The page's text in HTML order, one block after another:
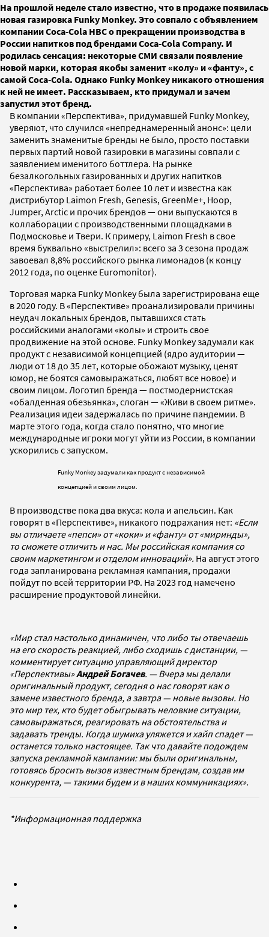
На прошлой неделе стало известно, что в продаже появилась
новая газировка Funky Monkey. Это совпало с объявлением
компании Coca-Cola HBC о прекращении производства в
России напитков под брендами Coca-Cola Company. И
родилась сенсация: некоторые СМИ связали появление
новой марки, которая якобы заменит «колу» и «фанту», с
самой Coca-Cola. Однако Funky Monkey никакого отношения
к ней не имеет. Рассказываем, кто придумал и зачем
запустил этот бренд.
В компании «Перспектива», придумавшей Funky Monkey,
уверяют, что случился «непреднамеренный анонс»: цели
заменить знаменитые бренды не было, просто поставки
первых партий новой газировки в магазины совпали с
заявлением именитого боттлера. На рынке
безалкогольных газированных и других напитков
«Перспектива» работает более 10 лет и известна как
дистрибутор Laimon Fresh, Genesis, GreenMe+, Hoop,
Jumper, Arctic и прочих брендов — они выпускаются в
коллаборации с производственными площадками в
Подмосковье и Твери. К примеру, Laimon Fresh в свое
время буквально «выстрелил»: всего за 3 сезона продаж
завоевал 8,8% российского рынка лимонадов (к концу
2012 года, по оценке Euromonitor).
Торговая марка Funky Monkey была зарегистрирована еще
в 2020 году. В «Перспективе» проанализировали причины
неудач локальных брендов, пытавшихся стать
российскими аналогами «колы» и строить свое
продвижение на этой основе. Funky Monkey задумали как
продукт с независимой концепцией (ядро аудитории —
люди от 18 до 35 лет, которые обожают музыку, ценят
юмор, не боятся самовыражаться, любят все новое) и
своим лицом. Логотип бренда — постмодернистская
«обалденная обезьянка», слоган — «Живи в своем ритме».
Реализация идеи задержалась по причине пандемии. В
марте этого года, когда стало понятно, что многие
международные игроки могут уйти из России, в компании
ускорились с запуском.
Funky Monkey задумали как продукт с независимой
концепцией и своим лицом.
В производстве пока два вкуса: кола и апельсин. Как
говорят в «Перспективе», никакого подражания нет: «Если
вы отличаете «пепси» от «коки» и «фанту» от «миринды»,
то сможете отличить и нас. Мы российская компания со
своим маркетингом и отделом инноваций». На август этого
года запланирована рекламная кампания, продажи
пойдут по всей территории РФ. На 2023 год намечено
расширение продуктовой линейки.
«Мир стал настолько динамичен, что либо ты отвечаешь
на его скорость реакцией, либо сходишь с дистанции, —
комментирует ситуацию управляющий директор
«Перспективы»Андрей Богачев. — Вчера мы делали
оригинальный продукт, сегодня о нас говорят как о
замене известного бренда, а завтра — новые вызовы. Но
это мир тех, кто будет обыгрывать неловкие ситуации,
самовыражаться, реагировать на обстоятельства и
задавать тренды. Когда шумиха уляжется и хайп спадет —
останется только настоящее. Так что давайте подождем
запуска рекламной кампании: мы были оригинальны,
готовясь бросить вызов известным брендам, создав им
конкурента, — такими будем и в наших коммуникациях».
*Информационная поддержка